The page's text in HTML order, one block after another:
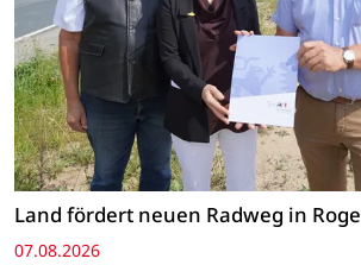
Land fördert neuen Radweg in Roge
07.08.2026